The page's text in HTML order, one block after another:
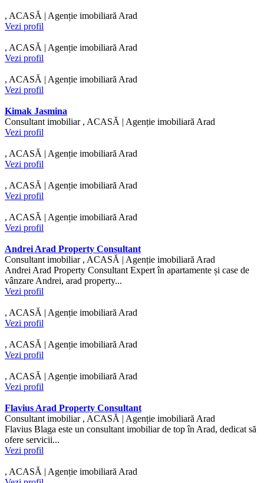
, ACASĂ | Agenție imobiliară Arad
Vezi profil
, ACASĂ | Agenție imobiliară Arad
Vezi profil
, ACASĂ | Agenție imobiliară Arad
Vezi profil
Kimak Jasmina
Consultant imobiliar , ACASĂ | Agenție imobiliară Arad
Vezi profil
, ACASĂ | Agenție imobiliară Arad
Vezi profil
, ACASĂ | Agenție imobiliară Arad
Vezi profil
, ACASĂ | Agenție imobiliară Arad
Vezi profil
Andrei Arad Property Consultant
Consultant imobiliar , ACASĂ | Agenție imobiliară Arad
Andrei Arad Property Consultant Expert în apartamente și case de
vânzare Andrei, arad property...
Vezi profil
, ACASĂ | Agenție imobiliară Arad
Vezi profil
, ACASĂ | Agenție imobiliară Arad
Vezi profil
, ACASĂ | Agenție imobiliară Arad
Vezi profil
Flavius Arad Property Consultant
Consultant imobiliar , ACASĂ | Agenție imobiliară Arad
Flavius Blaga este un consultant imobiliar de top în Arad, dedicat să
ofere servicii...
Vezi profil
, ACASĂ | Agenție imobiliară Arad